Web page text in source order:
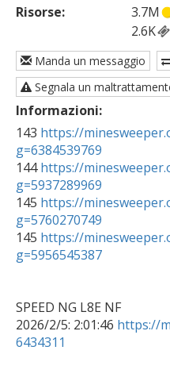
Risorse: 3.7M
2.6K
Manda un messaggio
Segnala un
Informazioni:
143 https://
g=6384539769
144 https://
g=5937289969
145 https://
g=5760270749
145 https://
g=5956545387
SPEED NG L8E NF
2026/2/5: 2:01:46 https://
6434311